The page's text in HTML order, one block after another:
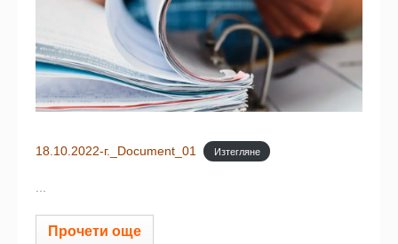
18.10.2022-г._Document_01 Изтегляне
Прочети още